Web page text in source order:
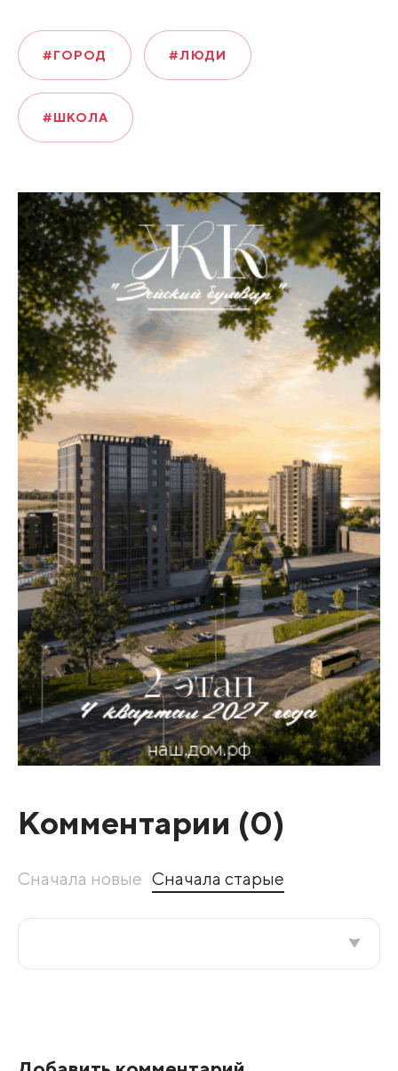
#ГОРОД #ЛЮДИ
#ШКОЛА
Комментарии (0)
Сначала новые Сначала старые